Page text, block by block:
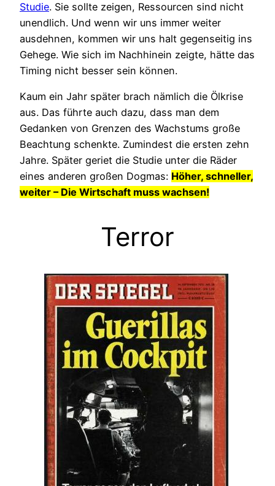
Studie. Sie sollte zeigen, Ressourcen sind nicht
unendlich. Und wenn wir uns immer weiter
ausdehnen, kommen wir uns halt gegenseitig ins
Gehege. Wie sich im Nachhinein zeigte, hätte das
Timing nicht besser sein können.
Kaum ein Jahr später brach nämlich die Ölkrise
aus. Das führte auch dazu, dass man dem
Gedanken von Grenzen des Wachstums große
Beachtung schenkte. Zumindest die ersten zehn
Jahre. Später geriet die Studie unter die Räder
eines anderen großen Dogmas: Höher, schneller,
weiter – Die Wirtschaft muss wachsen!
Terror